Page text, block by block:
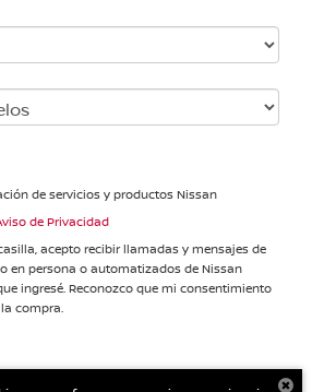
de servicios y productos Nissan
de Privacidad
acepto recibir llamadas y mensajes de
en persona o automatizados de Nissan
ingresé. Reconozco que mi consentimiento
compra.